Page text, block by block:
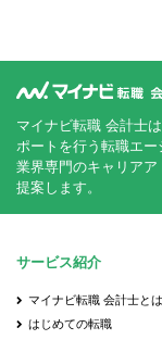
マイナビ転職 会計士
ポートを行う転職エー
業界専門のキャリア
提案します。
サービス紹介
マイナビ転職 会計士とは
はじめての転職